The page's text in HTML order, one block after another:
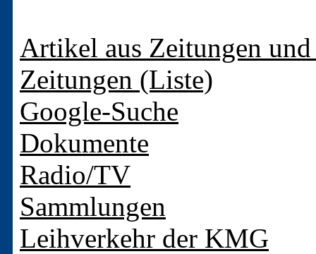
Artikel aus Zeitungen
Zeitungen (Liste)
Google-Suche
Dokumente
Radio/TV
Sammlungen
Leihverkehr der KMG